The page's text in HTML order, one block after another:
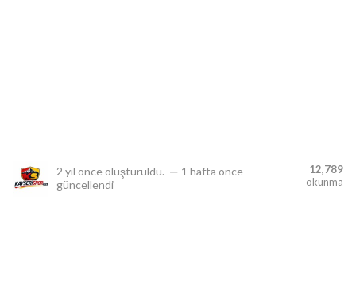
2 yıl önce oluşturuldu. — 1 hafta önce
güncellendi
12,789
okunma